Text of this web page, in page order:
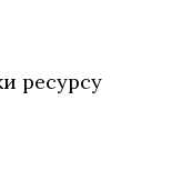
ресурсу